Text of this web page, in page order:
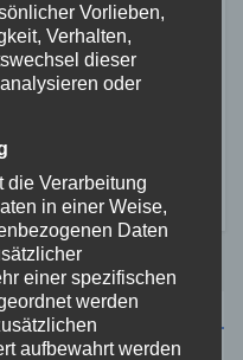
Feuerwehr
Vorlieben,
Verhalten,
dieser
oder
die Verarbeitung
in einer Weise,
Daten
einer spezifischen
werden
aufbewahrt werden